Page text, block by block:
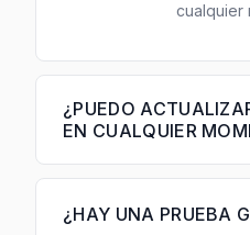
cualquier
¿PUEDO
EN CUALQUIER
¿HAY UNA PRUEBA